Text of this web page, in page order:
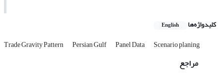
کلیدواژه‌ها English
Trade Gravity Pattern Persian Gulf Panel Data Scenario planing
مراجع